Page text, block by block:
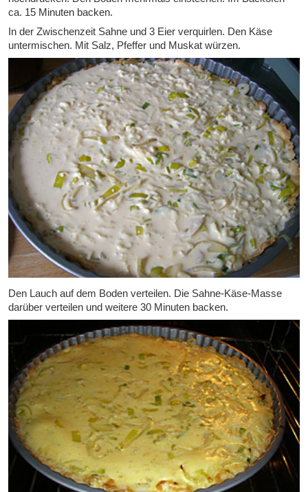
ca. 15 Minuten backen.
In der Zwischenzeit Sahne und 3 Eier verquirlen. Den Käse
untermischen. Mit Salz, Pfeffer und Muskat würzen.
Den Lauch auf dem Boden verteilen. Die Sahne-Käse-Masse
darüber verteilen und weitere 30 Minuten backen.